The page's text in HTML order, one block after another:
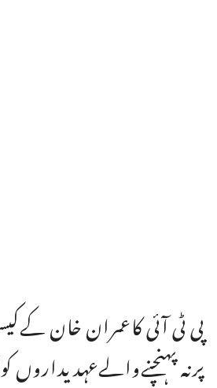
پی ٹی آئی کاعمران خان
پرنہ پہنچنےوالےعہدیداروں